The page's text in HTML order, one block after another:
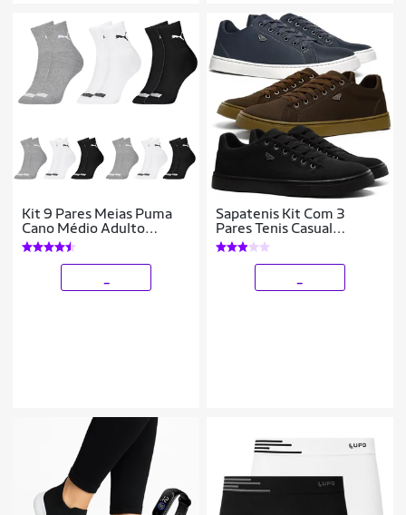
Kit 9 Pares Meias Puma
Cano Médio Adulto
Algodão Original
Sapatenis Kit Com 3
Pares Tenis Casual
Trabalho Polo Blu
Masculino